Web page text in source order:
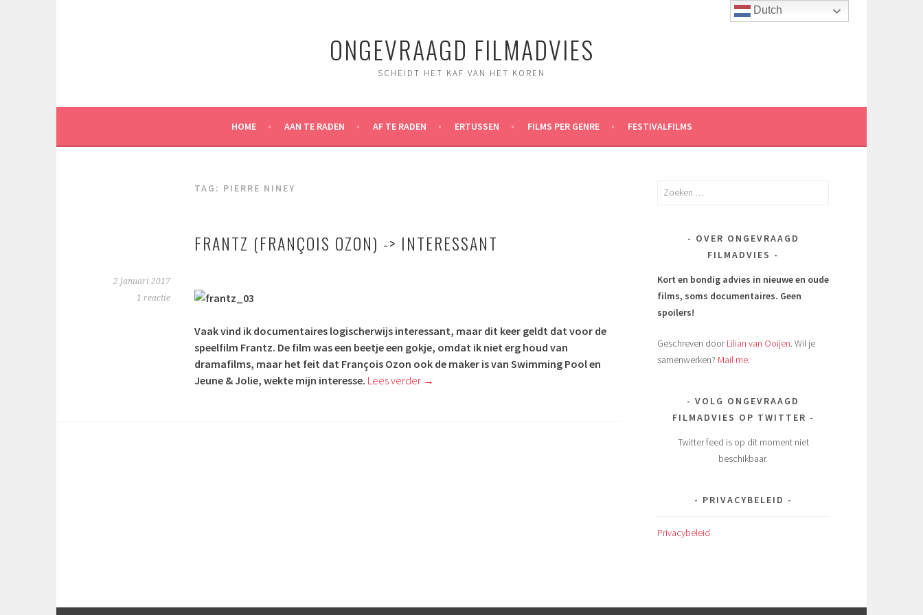
ONGEVRAAGD FILMADVIES
SCHEIDT HET KAF VAN HET KOREN
HOME AAN TE RADEN AF TE RADEN ERTUSSEN FILMS PER GENRE FESTIVALFILMS
TAG: PIERRE NINEY
FRANTZ (FRANÇOIS OZON) -> INTERESSANT
2 januari 2017
1 reactie
Vaak vind ik documentaires logischerwijs interessant, maar dit keer geldt dat voor de
speelfilm Frantz. De film was een beetje een gokje, omdat ik niet erg houd van
dramafilms, maar het feit dat François Ozon ook de maker is van Swimming Pool en
Jeune & Jolie, wekte mijn interesse. Lees verder →
Zoeken
OVER ONGEVRAAGD
FILMADVIES
Kort en bondig advies in nieuwe en oude
films, soms documentaires. Geen
spoilers!
Geschreven doorLilian van Ooijen. Wil je
samenwerken? Mail me.
VOLG ONGEVRAAGD
FILMADVIES OP TWITTER
Twitter feed is op dit moment niet
beschikbaar.
PRIVACYBELEID
Privacybeleid
Dutch